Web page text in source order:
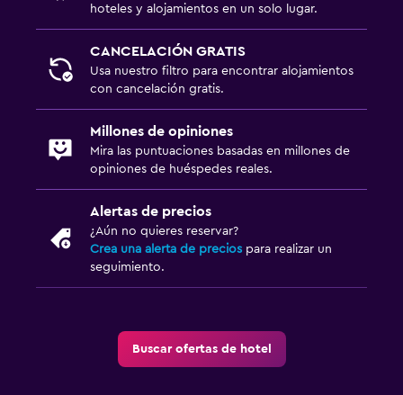
hoteles y alojamientos en un solo lugar.
CANCELACIÓN GRATIS
Usa nuestro filtro para encontrar alojamientos
con cancelación gratis.
Millones de opiniones
Mira las puntuaciones basadas en millones de
opiniones de huéspedes reales.
Alertas de precios
¿Aún no quieres reservar?
Crea una alerta de precios para realizar un
seguimiento.
Buscar ofertas de hotel